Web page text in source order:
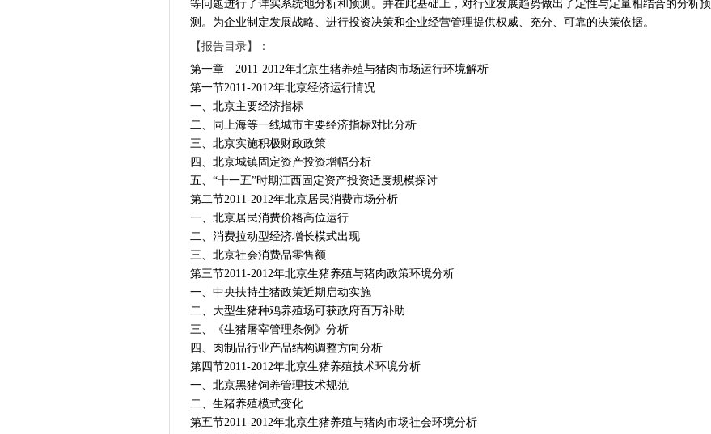
等问题进行了详实系统地分析和预测。并在此基础上，对行业发展趋势做出了定性与定量相结合的分析预
测。为企业制定发展战略、进行投资决策和企业经营管理提供权威、充分、可靠的决策依据。
【报告目录】：
第一章 2011-2012年北京生猪养殖与猪肉市场运行环境解析
第一节2011-2012年北京经济运行情况
一、北京主要经济指标
二、同上海等一线城市主要经济指标对比分析
三、北京实施积极财政政策
四、北京城镇固定资产投资增幅分析
五、“十一五”时期江西固定资产投资适度规模探讨
第二节2011-2012年北京居民消费市场分析
一、北京居民消费价格高位运行
二、消费拉动型经济增长模式出现
三、北京社会消费品零售额
第三节2011-2012年北京生猪养殖与猪肉政策环境分析
一、中央扶持生猪政策近期启动实施
二、大型生猪种鸡养殖场可获政府百万补助
三、《生猪屠宰管理条例》分析
四、肉制品行业产品结构调整方向分析
第四节2011-2012年北京生猪养殖技术环境分析
一、北京黑猪饲养管理技术规范
二、生猪养殖模式变化
第五节2011-2012年北京生猪养殖与猪肉市场社会环境分析